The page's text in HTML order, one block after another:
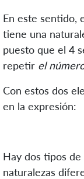
En este sentido,
tiene una
puesto que el 4
repetir el
Con estos dos
en la expresión:
Hay dos tipos
naturalezas